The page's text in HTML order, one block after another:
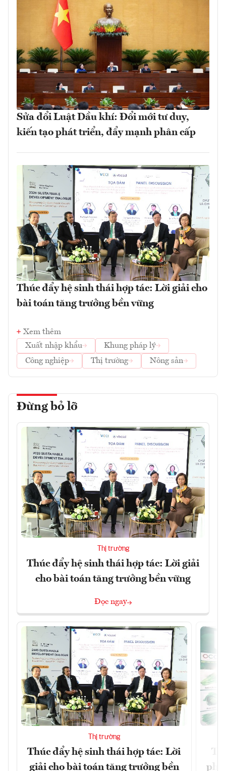
Sửa đổi Luật Dầu khí: Đổi mới tư duy,
kiến tạo phát triển, đẩy mạnh phân cấp
Thúc đẩy hệ sinh thái hợp tác: Lời giải cho
bài toán tăng trưởng bền vững
Xem thêm
Xuất nhập khẩu
Khung pháp lý
Công nghiệp
Thị trường Nông sản
Đừng bỏ lỡ
Thị trường
Thúc đẩy hệ sinh thái hợp tác: Lời giải
cho bài toán tăng trưởng bền vững
Đọc ngay
Thị trường
Thúc đẩy hệ sinh thái hợp tác: Lời
giải cho bài toán tăng trưởng bền